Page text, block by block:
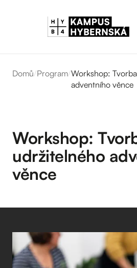
Domů/Program/Workshop:
adventního věnce
Workshop:
udržitelného
věnce